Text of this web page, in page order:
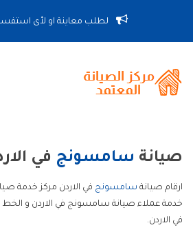
لطلب معاينة او لأى
صيانة سامسونج في
ارقام صيانة سامسونج في الاردن مركز خدمة
خدمة عملاء صيانة سامسونج في الاردن و
في الاردن.